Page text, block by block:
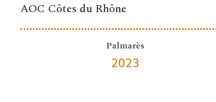
AOC Côtes du Rhône
Palmarès
2023